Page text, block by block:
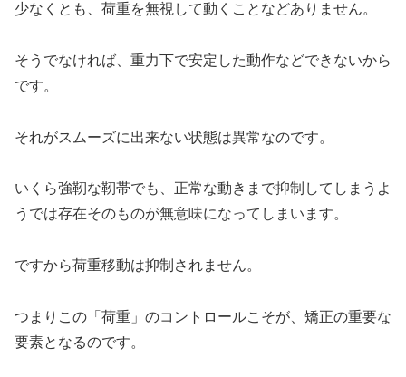
少なくとも、荷重を無視して動くことなどありません。
そうでなければ、重力下で安定した動作などできないから
です。
それがスムーズに出来ない状態は異常なのです。
いくら強靭な靭帯でも、正常な動きまで抑制してしまうよ
うでは存在そのものが無意味になってしまいます。
ですから荷重移動は抑制されません。
つまりこの「荷重」のコントロールこそが、矯正の重要な
要素となるのです。